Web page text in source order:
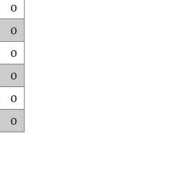
0
0
0
0
0
0